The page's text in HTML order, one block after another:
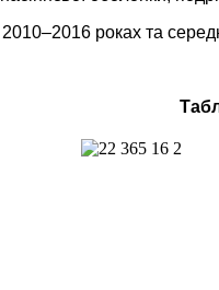
роках та